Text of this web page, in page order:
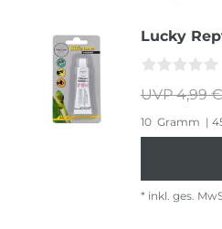
Lucky
4,99 €
10 Gramm |
* inkl. ges.